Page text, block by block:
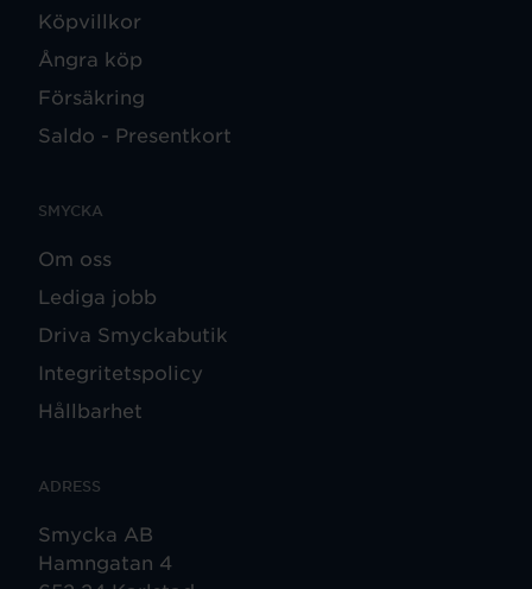
Köpvillkor
Ångra köp
Försäkring
Saldo - Presentkort
SMYCKA
Om oss
Lediga jobb
Driva Smyckabutik
Integritetspolicy
Hållbarhet
ADRESS
Smycka AB
Hamngatan 4